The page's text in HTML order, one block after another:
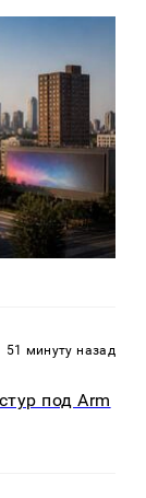
51 минуту назад
под Arm